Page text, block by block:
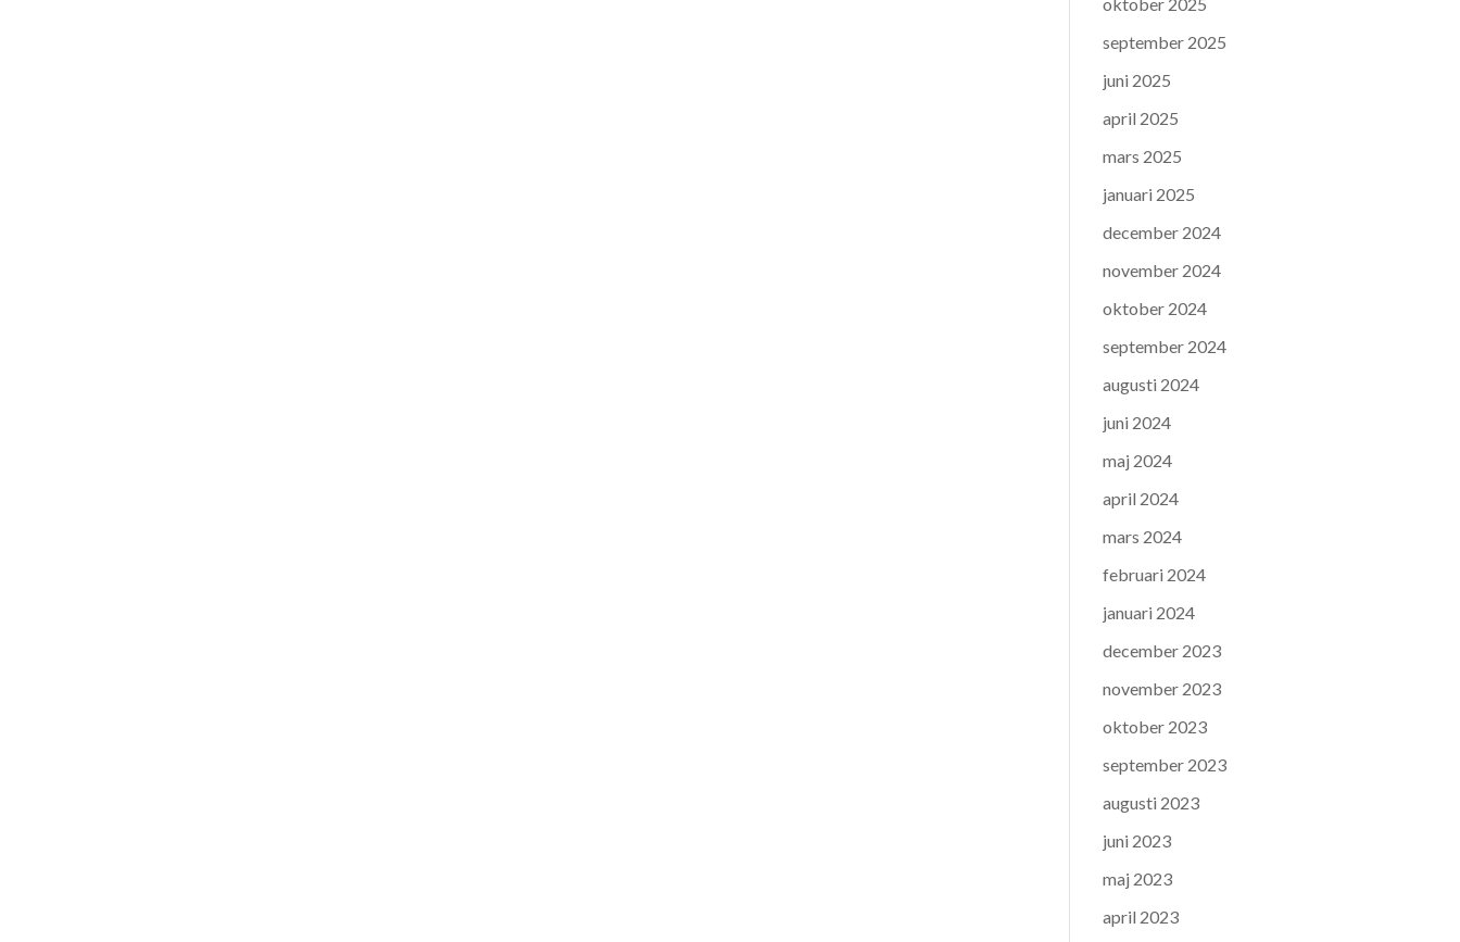
september 2025
juni 2025
april 2025
mars 2025
januari 2025
december 2024
november 2024
oktober 2024
september 2024
augusti 2024
juni 2024
maj 2024
april 2024
mars 2024
februari 2024
januari 2024
december 2023
november 2023
oktober 2023
september 2023
augusti 2023
juni 2023
maj 2023
april 2023